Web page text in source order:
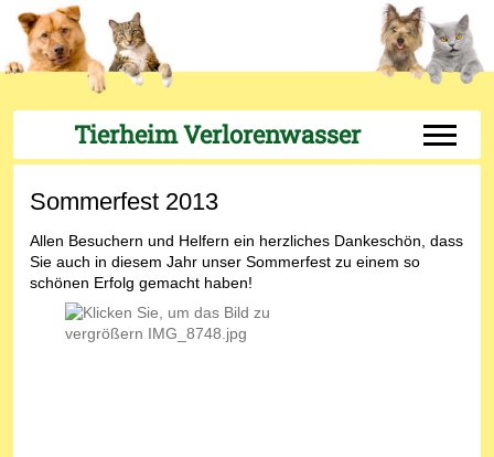
Tierheim Verlorenwasser Off-
Sommerfest 2013
Allen Besuchern und Helfern ein herzliches Dankeschön, dass
Sie auch in diesem Jahr unser Sommerfest zu einem so
schönen Erfolg gemacht haben!